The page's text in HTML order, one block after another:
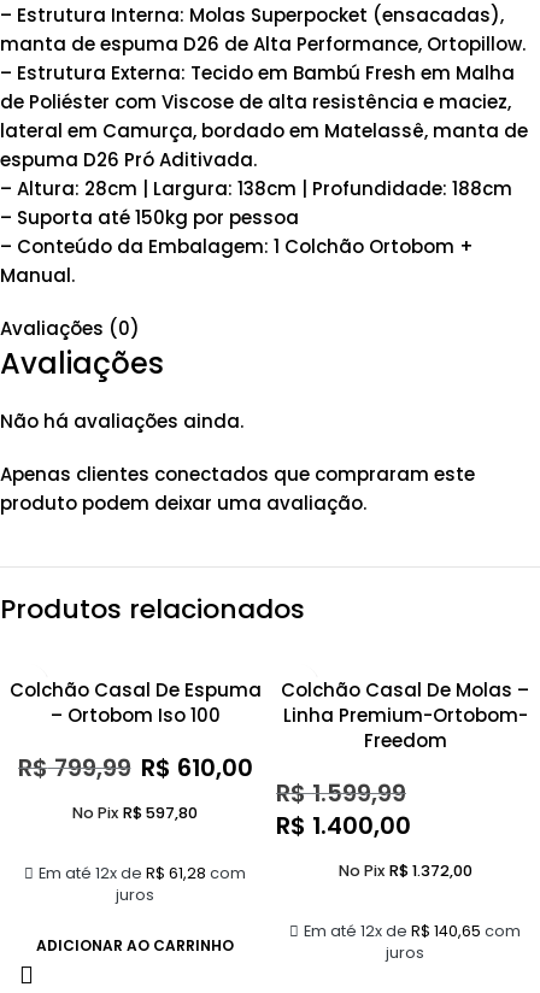
– Estrutura Interna: Molas Superpocket (ensacadas),
manta de espuma D26 de Alta Performance, Ortopillow.
– Estrutura Externa: Tecido em Bambú Fresh em Malha
de Poliéster com Viscose de alta resistência e maciez,
lateral em Camurça, bordado em Matelassê, manta de
espuma D26 Pró Aditivada.
– Altura: 28cm | Largura: 138cm | Profundidade: 188cm
– Suporta até 150kg por pessoa
– Conteúdo da Embalagem: 1 Colchão Ortobom +
Manual.
Avaliações (0)
Avaliações
Não há avaliações ainda.
Apenas clientes conectados que compraram este
produto podem deixar uma avaliação.
Produtos relacionados
Colchão Casal De Espuma
– Ortobom Iso 100
R$799,99 R$ 610,00
Em até 12x de R$ 61,28 com
juros
No Pix R$597,80
ADICIONAR AO CARRINHO
Colchão Casal De Molas –
Linha Premium-Ortobom-
Freedom
R$1.599,99
R$ 1.400,00
Em até 12x de R$ 140,65 com
juros
No Pix R$1.372,00